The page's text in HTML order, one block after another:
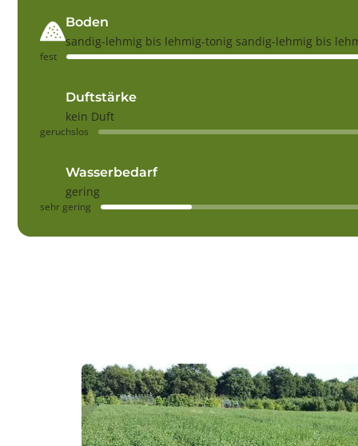
Boden
sandig-lehmig bis lehmig-tonig sandig-lehmig bis
fest
Duftstärke
kein Duft
geruchslos
Wasserbedarf
gering
sehr gering